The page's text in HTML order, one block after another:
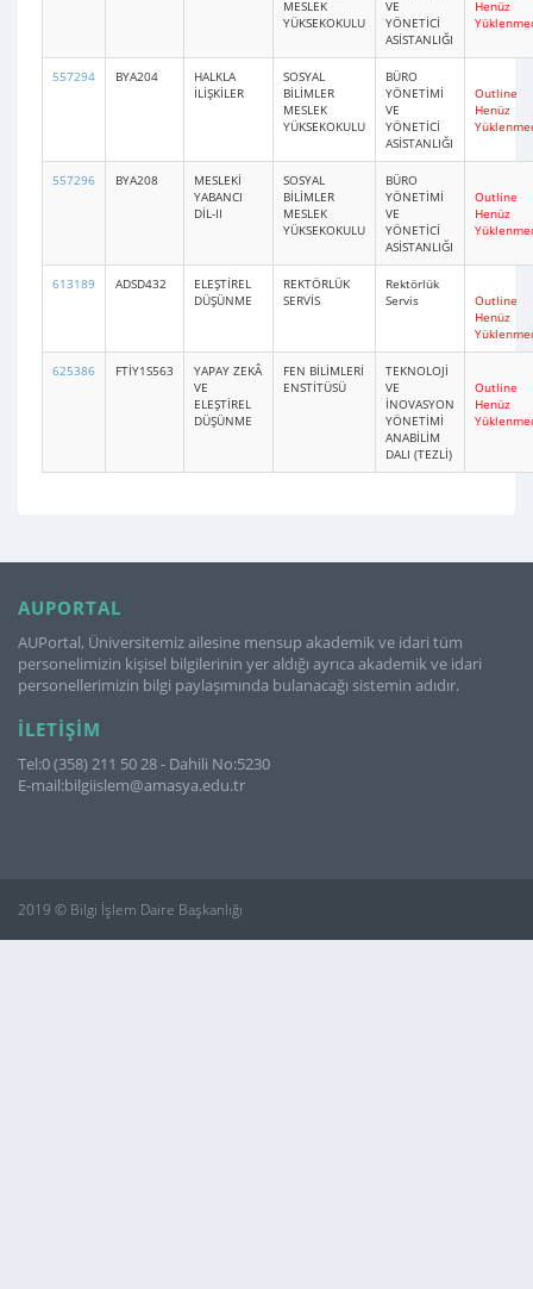
MESLEK
YÜKSEKOKULU
VE
YÖNETİCİ
ASİSTANLIĞI
Henüz
557294 BYA204
HALKLA
İLİŞKİLER
SOSYAL
BİLİMLER
MESLEK
YÜKSEKOKULU
BÜRO
YÖNETİMİ
VE
YÖNETİCİ
ASİSTANLIĞI
Outline
Henüz
557296 BYA208
MESLEKİ
YABANCI
DİL-II
SOSYAL
BİLİMLER
MESLEK
YÜKSEKOKULU
BÜRO
YÖNETİMİ
VE
YÖNETİCİ
ASİSTANLIĞI
Outline
Henüz
613189 ADSD432
ELEŞTİREL
DÜŞÜNME
REKTÖRLÜK
SERVİS
Rektörlük
Servis
Outline
Henüz
625386 FTİY1S563
YAPAY ZEKÂ
VE
ELEŞTİREL
DÜŞÜNME
FEN BİLİMLERİ
ENSTİTÜSÜ
TEKNOLOJİ
VE
İNOVASYON
YÖNETİMİ
ANABİLİM
DALI (TEZLİ)
Outline
Henüz
AUPORTAL
AUPortal, Üniversitemiz ailesine mensup akademik ve idari tüm
personelimizin kişisel bilgilerinin yer aldığı ayrıca akademik ve idari
personellerimizin bilgi paylaşımında bulanacağı sistemin adıdır.
İLETIŞIM
Tel:0 (358) 211 50 28 - Dahili No:5230
E-mail:bilgiislem@amasya.edu.tr
2019 © Bilgi İşlem Daire Başkanlığı